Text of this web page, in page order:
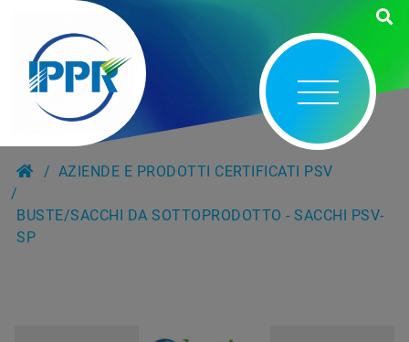
AZIENDE E PRODOTTI CERTIFICATI PSV
BUSTE/SACCHI DA SOTTOPRODOTTO - SACCHI PSV-
SP